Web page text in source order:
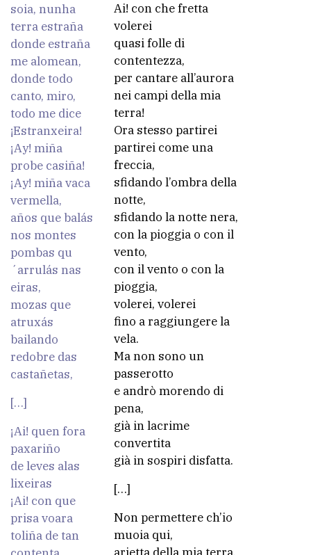
soia, nunha
terra estraña
donde estraña
me alomean,
donde todo
canto, miro,
todo me dice
¡Estranxeira!
¡Ay! miña
probe casiña!
¡Ay! miña vaca
vermella,
años que balás
nos montes
pombas qu
´arrulás nas
eiras,
mozas que
atruxás
bailando
redobre das
castañetas,
[…]
¡Ai! quen fora
paxariño
de leves alas
lixeiras
¡Ai! con que
prisa voara
toliña de tan
Ai! con che fretta
volerei
quasi folle di
contentezza,
per cantare all’aurora
nei campi della mia
terra!
Ora stesso partirei
partirei come una
freccia,
sfidando l’ombra della
notte,
sfidando la notte nera,
con la pioggia o con il
vento,
con il vento o con la
pioggia,
volerei, volerei
fino a raggiungere la
vela.
Ma non sono un
passerotto
e andrò morendo di
pena,
già in lacrime
convertita
già in sospiri disfatta.
[…]
Non permettere ch’io
muoia qui,